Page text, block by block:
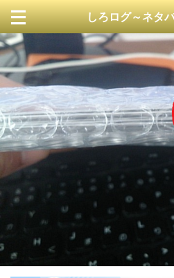
しろログ～ネタ